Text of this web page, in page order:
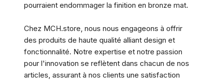
pourraient endommager la finition en bronze mat.
Chez MCH.store, nous nous engageons à offrir
des produits de haute qualité alliant design et
fonctionnalité. Notre expertise et notre passion
pour l'innovation se reflètent dans chacun de nos
articles, assurant à nos clients une satisfaction